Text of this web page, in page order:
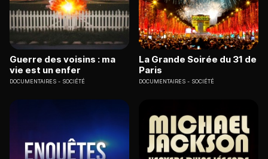
Guerre des voisins : ma
vie est un enfer
DOCUMENTAIRES SOCIÉTÉ
La Grande Soirée du 31 de
Paris
DOCUMENTAIRES SOCIÉTÉ